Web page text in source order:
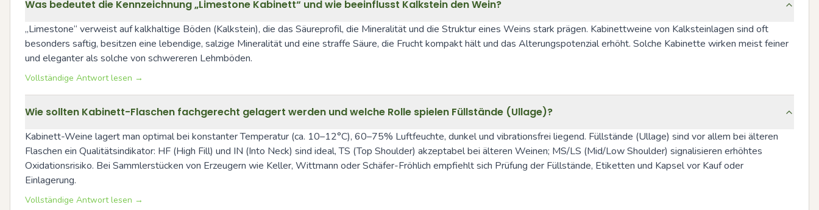
Was bedeutet die Kennzeichnung „Limestone Kabinett“ und wie beeinflusst Kalkstein den Wein?
„Limestone“ verweist auf kalkhaltige Böden (Kalkstein), die das Säureprofil, die Mineralität und die Struktur eines Weins stark prägen. Kabinettweine von Kalksteinlagen sind oft
besonders saftig, besitzen eine lebendige, salzige Mineralität und eine straffe Säure, die Frucht kompakt hält und das Alterungspotenzial erhöht. Solche Kabinette wirken meist feiner
und eleganter als solche von schwereren Lehmböden.
Vollständige Antwort lesen →
Wie sollten Kabinett-Flaschen fachgerecht gelagert werden und welche Rolle spielen Füllstände (Ullage)?
Kabinett-Weine lagert man optimal bei konstanter Temperatur (ca. 10–12°C), 60–75% Luftfeuchte, dunkel und vibrationsfrei liegend. Füllstände (Ullage) sind vor allem bei älteren
Flaschen ein Qualitätsindikator: HF (High Fill) und IN (Into Neck) sind ideal, TS (Top Shoulder) akzeptabel bei älteren Weinen; MS/LS (Mid/Low Shoulder) signalisieren erhöhtes
Oxidationsrisiko. Bei Sammlerstücken von Erzeugern wie Keller, Wittmann oder Schäfer-Fröhlich empfiehlt sich Prüfung der Füllstände, Etiketten und Kapsel vor Kauf oder
Einlagerung.
Vollständige Antwort lesen →